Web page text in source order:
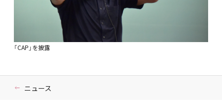
「CAP」を披露
ニュース